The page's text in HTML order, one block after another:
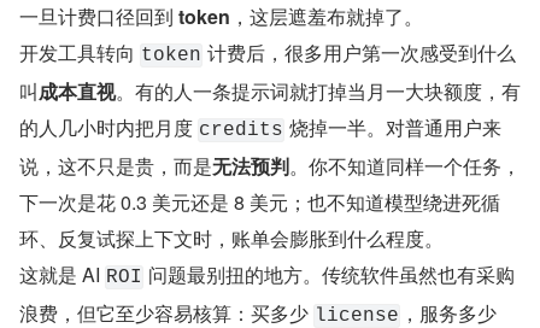
一旦计费口径回到 ​ token ​，这层遮羞布就掉了。
开发工具转向 token 计费后，很多用户第一次感受到什么
叫​成本直视​。有的人一条提示词就打掉当月一大块额度，有
的人几小时内把月度 credits 烧掉一半。对普通用户来
说，这不只是贵，而是​无法预判​。你不知道同样一个任务，
下一次是花 0.3 美元还是 8 美元；也不知道模型绕进死循
环、反复试探上下文时，账单会膨胀到什么程度。
这就是 AI ROI 问题最别扭的地方。传统软件虽然也有采购
浪费，但它至少容易核算：买多少 license ，服务多少